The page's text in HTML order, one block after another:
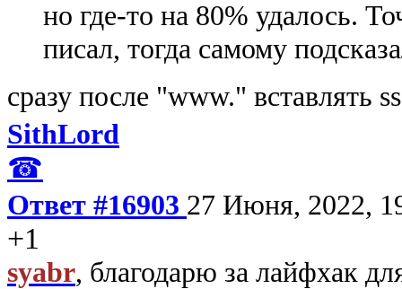
но где-то на 80% удалось.
писал, тогда самому
сразу после "www." вставлять
SithLord
☎
Ответ #16903 27 Июня, 2022,
+1
syabr, благодарю за лайфхак